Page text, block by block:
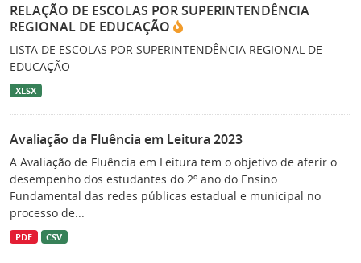
RELAÇÃO DE ESCOLAS POR SUPERINTENDÊNCIA
REGIONAL DE EDUCAÇÃO
LISTA DE ESCOLAS POR SUPERINTENDÊNCIA REGIONAL DE
EDUCAÇÃO
XLSX
Avaliação da Fluência em Leitura 2023
A Avaliação de Fluência em Leitura tem o objetivo de aferir o
desempenho dos estudantes do 2º ano do Ensino
Fundamental das redes públicas estadual e municipal no
processo de...
PDF CSV